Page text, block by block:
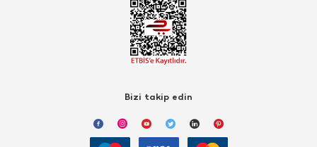
Bizi takip edin